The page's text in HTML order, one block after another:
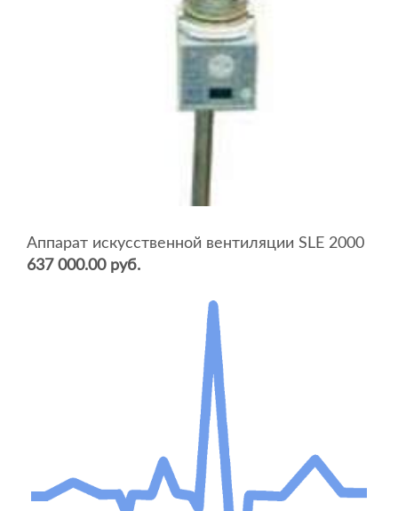
Аппарат искусственной вентиляции SLE 2000
637 000.00 руб.